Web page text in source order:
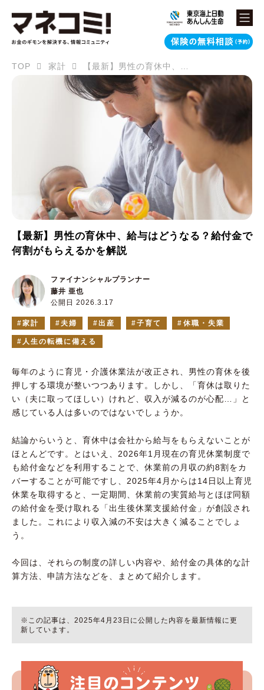
TOP 家計 【最新】男性の育休中、給与はどうなる？給付金で何割がもらえるかを解説
【最新】男性の育休中、給与はどうなる？給付金で
何割がもらえるかを解説
公開日 2026.3.17
ファイナンシャルプランナー
藤井 亜也
家計 夫婦 出産 子育て 休職・失業
人生の転機に備える
毎年のように育児・介護休業法が改正され、男性の育休を後
押しする環境が整いつつあります。しかし、「育休は取りた
い（夫に取ってほしい）けれど、収入が減るのが心配…」と
感じている人は多いのではないでしょうか。
結論からいうと、育休中は会社から給与をもらえないことが
ほとんどです。とはいえ、2026年1月現在の育児休業制度で
も給付金などを利用することで、休業前の月収の約8割をカ
バーすることが可能ですし、2025年4月からは14日以上育児
休業を取得すると、一定期間、休業前の実質給与とほぼ同額
の給付金を受け取れる「出生後休業支援給付金」が創設され
ました。これにより収入減の不安は大きく減ることでしょ
う。
今回は、それらの制度の詳しい内容や、給付金の具体的な計
算方法、申請方法などを、まとめて紹介します。
※この記事は、2025年4月23日に公開した内容を最新情報に更
新しています。